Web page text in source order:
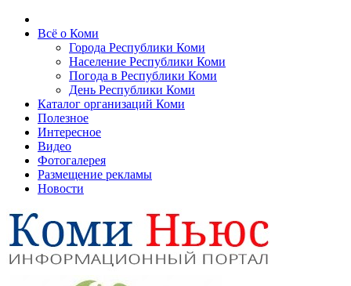
Всё о Коми
Города Республики Коми
Население Республики Коми
Погода в Республики Коми
День Республики Коми
Каталог организаций Коми
Полезное
Интересное
Видео
Фотогалерея
Размещение рекламы
Новости